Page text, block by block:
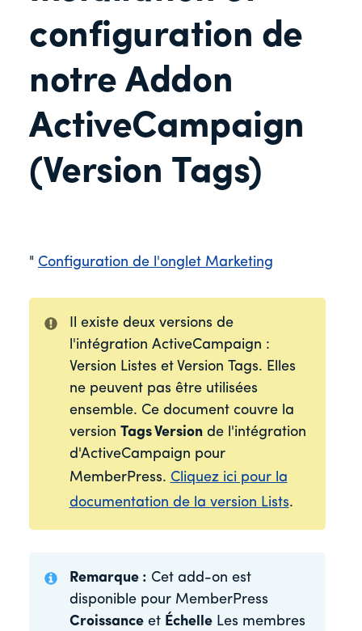
configuration de
notre Addon
ActiveCampaign
(Version Tags)
" Configuration de l'onglet Marketing
Il existe deux versions de
l'intégration ActiveCampaign :
Version Listes et Version Tags. Elles
ne peuvent pas être utilisées
ensemble. Ce document couvre la
version Tags Versionde l'intégration
d'ActiveCampaign pour
MemberPress. Cliquez ici pour la
documentation de la version Lists.
Remarque : Cet add-on est
disponible pour MemberPress
Croissanceet ÉchelleLes membres